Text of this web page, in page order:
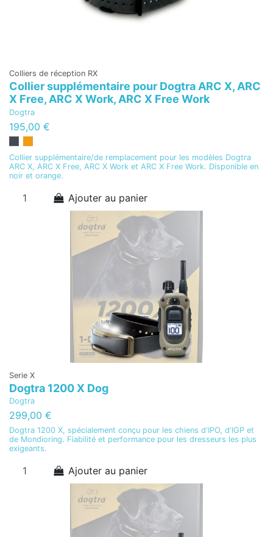
Colliers de réception RX
Collier supplémentaire pour Dogtra ARC X, ARC
X Free, ARC X Work, ARC X Free Work
Dogtra
195,00 €
Collier supplémentaire/de remplacement pour les modèles Dogtra
ARC X, ARC X Free, ARC X Work et ARC X Free Work. Disponible en
noir et orange.
Ajouter au panier
Serie X
Dogtra 1200 X Dog
Dogtra
299,00 €
Dogtra 1200 X, spécialement conçu pour les chiens d'IPO, d'IGP et
de Mondioring. Fiabilité et performance pour les dresseurs les plus
exigeants.
Ajouter au panier